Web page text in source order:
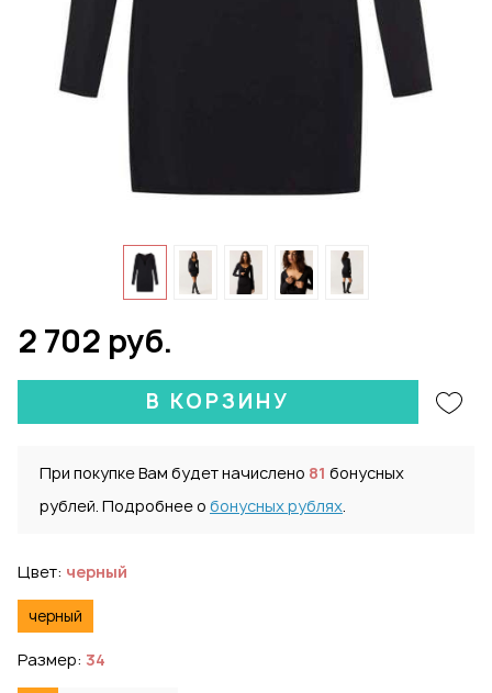
2 702 руб.
В КОРЗИНУ
При покупке Вам будет начислено 81 бонусных
рублей. Подробнее о бонусных рублях.
Цвет: черный
черный
Размер: 34